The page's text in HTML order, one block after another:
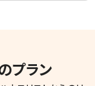
プラン